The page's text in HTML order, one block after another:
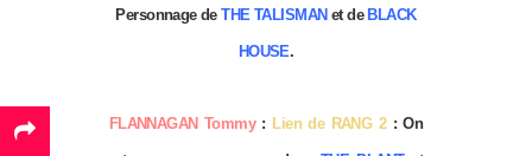
Personnage deTHE TALISMAN et de BLACK
HOUSE.
FLANNAGAN Tommy: Lien de RANG 2: On